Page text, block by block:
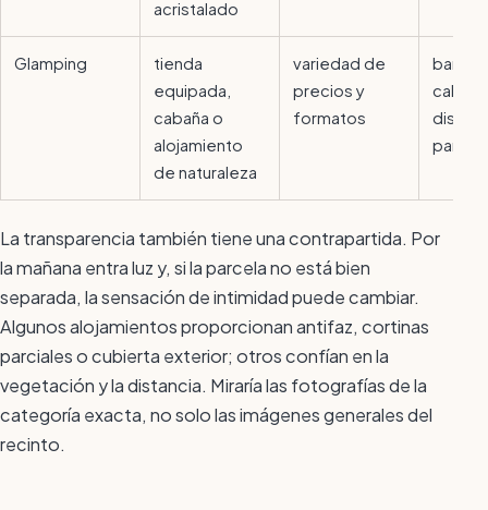
acristalado
Glamping
tienda
equipada,
cabaña o
alojamiento
de naturaleza
variedad de
precios y
formatos
baño,
La transparencia también tiene una contrapartida. Por
la mañana entra luz y, si la parcela no está bien
separada, la sensación de intimidad puede cambiar.
Algunos alojamientos proporcionan antifaz, cortinas
parciales o cubierta exterior; otros confían en la
vegetación y la distancia. Miraría las fotografías de la
categoría exacta, no solo las imágenes generales del
recinto.